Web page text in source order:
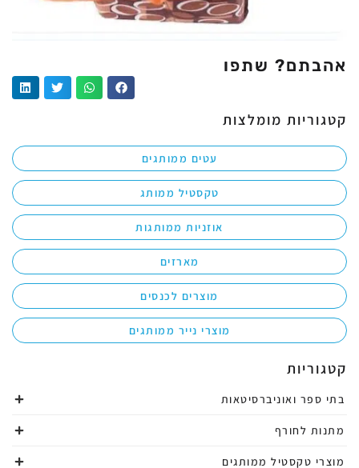
קטגוריות מומלצות
עטים ממותגים
טקסטיל ממותג
אוזניות ממותגות
מארזים
מוצרים לכנסים
מוצרי נייר ממותגים
קטגוריות
בתי ספר ואוניברסיטאות
מתנות לחורף
מוצרי טקסטיל ממותגים
אהבתם? שתפו